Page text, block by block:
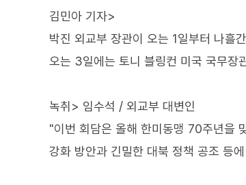
김민아 기자>
박진 외교부 장관이 오는 1일부터 나흘
오는 3일에는 토니 블링컨 미국 국무장
녹취> 임수석 / 외교부 대변인
"이번 회담은 올해 한미동맹 70주년을
강화 방안과 긴밀한 대북 정책 공조 등